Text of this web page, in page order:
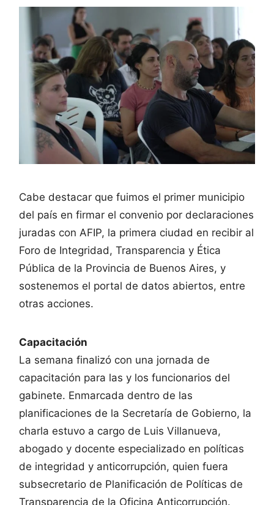
Cabe destacar que fuimos el primer municipio
del país en firmar el convenio por declaraciones
juradas con AFIP, la primera ciudad en recibir al
Foro de Integridad, Transparencia y Ética
Pública de la Provincia de Buenos Aires, y
sostenemos el portal de datos abiertos, entre
otras acciones.
Capacitación
La semana finalizó con una jornada de
capacitación para las y los funcionarios del
gabinete. Enmarcada dentro de las
planificaciones de la Secretaría de Gobierno, la
charla estuvo a cargo de Luis Villanueva,
abogado y docente especializado en políticas
de integridad y anticorrupción, quien fuera
subsecretario de Planificación de Políticas de
Transparencia de la Oficina Anticorrupción.